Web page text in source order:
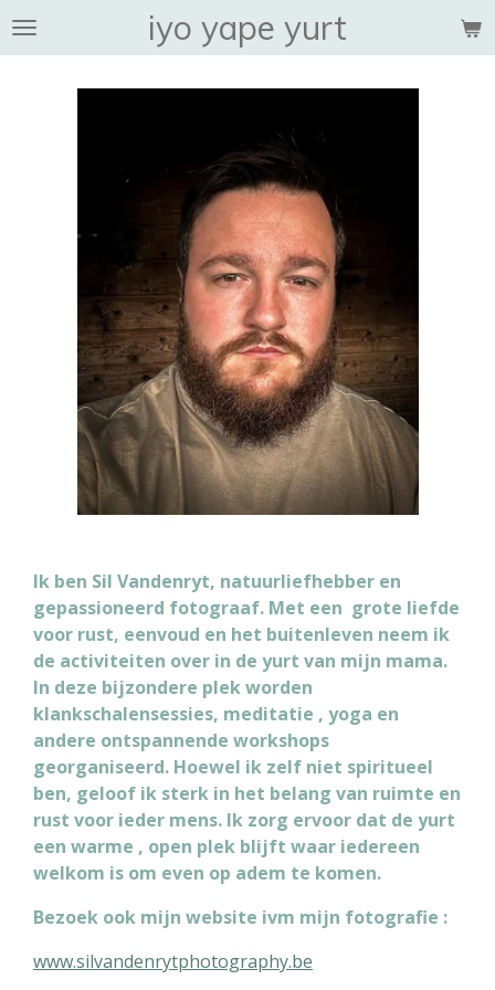
Ga
iyo yape yurt
Ik ben Sil Vandenryt, natuurliefhebber en
gepassioneerd fotograaf. Met een grote liefde
voor rust, eenvoud en het buitenleven neem ik
de activiteiten over in de yurt van mijn mama.
In deze bijzondere plek worden
klankschalensessies, meditatie , yoga en
andere ontspannende workshops
georganiseerd. Hoewel ik zelf niet spiritueel
ben, geloof ik sterk in het belang van ruimte en
rust voor ieder mens. Ik zorg ervoor dat de yurt
een warme , open plek blijft waar iedereen
welkom is om even op adem te komen.
Bezoek ook mijn website ivm mijn fotografie :
www.silvandenrytphotography.be